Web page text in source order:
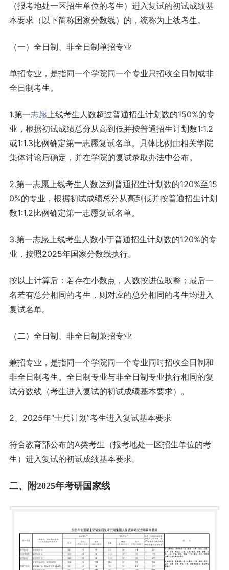
（报考地处一区招生单位的考生）进入复试的初试成绩基
本要求（以下简称国家分数线）的，统称为上线考生。
（一）全日制、非全日制单招专业
单招专业，是指同一个学院同一个专业只招收全日制或非
全日制考生。
1.第一志愿上线考生人数超过普通招生计划数的150%的专
业，根据初试成绩总分从高到低并按普通招生计划数1:1.2
或1:1.3比例确定第一志愿复试名单。具体比例由相关学院
集体讨论后确定，并在学院的复试录取办法中公布。
2.第一志愿上线考生人数达到普通招生计划数的120%至15
0%的专业，根据初试成绩总分从高到低并按普通招生计划
数1:1.2比例确定第一志愿复试名单。
3.第一志愿上线考生人数小于普通招生计划数的120%的专
业，按照2025年国家分数线执行。
按以上计算后：若存在小数点，人数按进位取整；最后一
名若有总分相同的考生，则对应的总分相同的考生均进入
复试名单。
（二）全日制、非全日制兼招专业
兼招专业，是指同一个学院同一个专业同时招收全日制和
非全日制考生。全日制专业与非全日制专业执行相同的复
试分数线（考生进入复试的初试成绩基本要求）。
2、2025年“士兵计划”考生进入复试基本要求
符合教育部公布的A类考生（报考地处一区招生单位的考
生）进入复试的初试成绩基本要求。
二、附2025年考研国家线